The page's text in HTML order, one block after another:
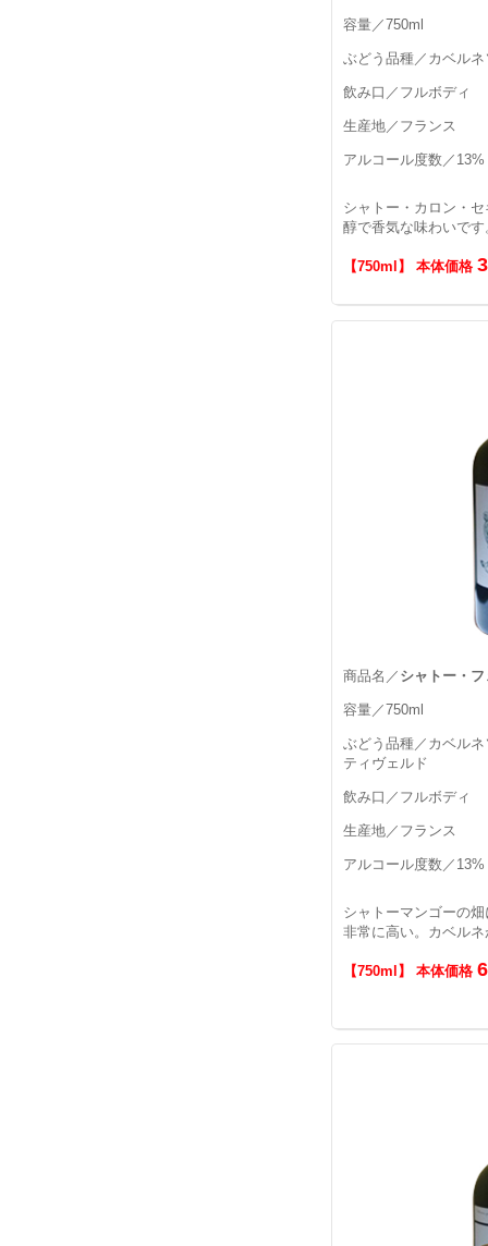
容量／750ml
ぶどう品種／カベル
飲み口／フルボディ
生産地／フランス
アルコール度数／13%
シャトー・カロン・
醇で香気な味わいです
【750ml】 本体価格
商品名／ シャトー・
容量／750ml
ぶどう品種／カベル
ティヴェルド
飲み口／フルボディ
生産地／フランス
アルコール度数／13%
シャトーマンゴーの
非常に高い。カベル
【750ml】 本体価格